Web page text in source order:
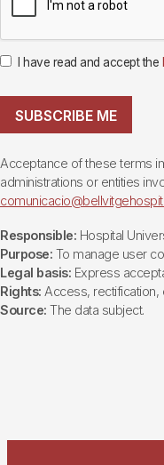
I have read and accept the
SUBSCRIBE ME
Acceptance of these terms
administrations or entities
Responsible: Hospital
Purpose: To manage user
Legal basis: Express
Rights: Access, rectification,
Source: The data subject.